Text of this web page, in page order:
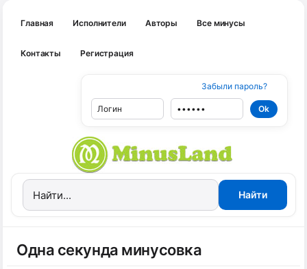
Главная Исполнители Авторы Все минусы
Контакты Регистрация
Забыли пароль?
Одна секунда минусовка